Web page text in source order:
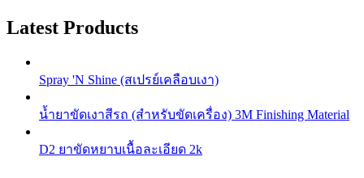
Latest Products
Spray 'N Shine (สเปรย์เคลือบเงา)
น้ำยาขัดเงาสีรถ (สำหรับขัดเครื่อง) 3M Finishing Material
D2 ยาขัดหยาบเนื้อละเอียด 2k